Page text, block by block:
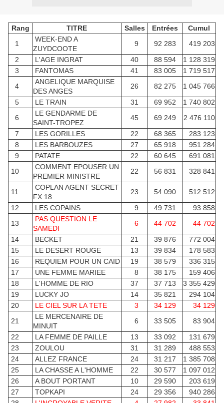
Rang TITRE Salles Entrées
Cumul
1
WEEK-END A
ZUYDCOOTE
9 92 283
419 203
2
L'AGE INGRAT 40 88 594
1 128 319
3
FANTOMAS 41 83 005
1 719 517
4
ANGELIQUE MARQUISE
DES ANGES
26 82 275
1 045 766
5
LE TRAIN 31 69 952
1 740 802
6
LE GENDARME DE
SAINT-TROPEZ
45 69 249
2 476 110
7
LES GORILLES 22 68 365
283 123
8
LES BARBOUZES 27 65 918
951 284
9
PATATE 22 60 645
691 081
10
COMMENT EPOUSER UN
PREMIER MINISTRE
22 56 831 328 841
11
COPLAN AGENT SECRET
FX 18
23 54 090
512 512
12
LES COPAINS 9 49 731
93 858
13
PAS QUESTION LE
SAMEDI
6 44 702
44 702
14
BECKET 21 39 876
772 004
15
LE DESERT ROUGE 13 39 834
178 583
16
REQUIEM POUR UN CAID 19 38 579
336 315
17
UNE FEMME MARIEE 8 38 175
159 406
18
L'HOMME DE RIO 37 37 713
3 355 429
19
LUCKY JO 14 35 821
294 104
20
LE CIEL SUR LA TETE 3 34 129
34 129
21
LE MERCENAIRE DE
MINUIT
6 33 505
83 904
22
LA FEMME DE PAILLE 13 33 092
131 679
23
ZOULOU 31 31 289
488 553
24
ALLEZ FRANCE 24 31 217
1 385 708
25
LA CHASSE A L'HOMME 22 30 577
1 097 012
26
A BOUT PORTANT 10 29 590
203 619
27
TOPKAPI 24 29 356
940 286